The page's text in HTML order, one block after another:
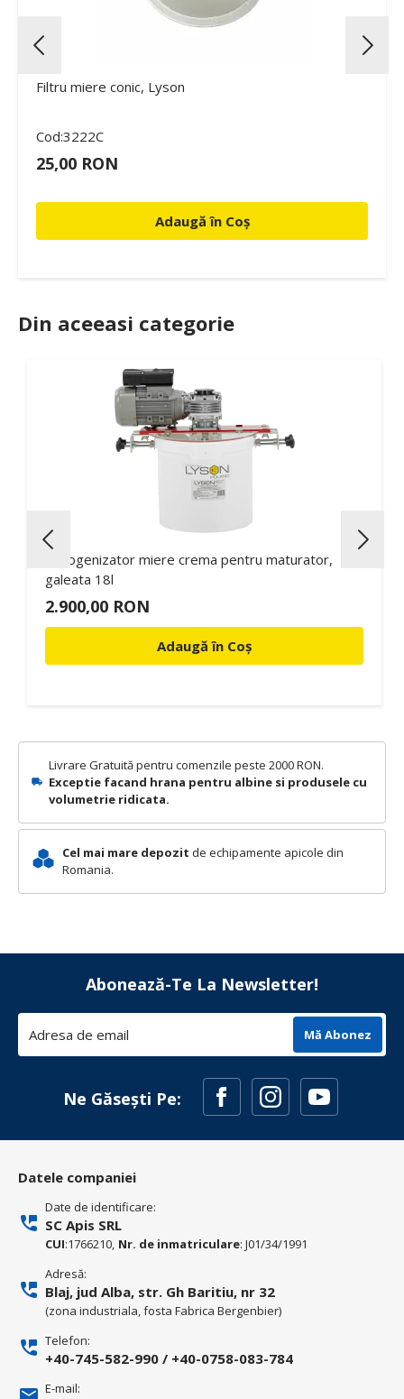
Livrare Gratuită pentru comenzile peste 2000 RON.
Exceptie facand hrana pentru albine si produsele cu
volumetrie ridicata.
Cel mai mare depozit de echipamente apicole din
Romania.
Filtru miere conic, Lyson
Cod:3222C
25,00 RON
Adaugă în Coș
Din aceeasi categorie
Omogenizator miere crema pentru maturator,
galeata 18l
2.900,00 RON
Adaugă în Coș
Abonează-Te La Newsletter!
Mă Abonez
Ne Găsești Pe:
Datele companiei
Date de identificare:
SC Apis SRL
CUI:1766210, Nr. de inmatriculare: J01/34/1991
Adresă:
Blaj, jud Alba, str. Gh Baritiu, nr 32
(zona industriala, fosta Fabrica Bergenbier)
Telefon:
+40-745-582-990 / +40-0758-083-784
E-mail: